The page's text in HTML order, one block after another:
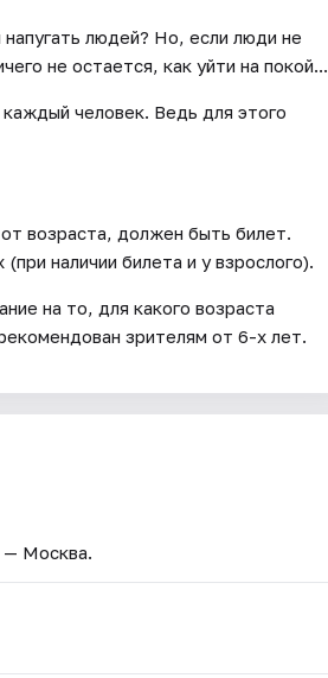
людей? Но, если люди не
не остается, как уйти на покой...
человек. Ведь для этого
возраста, должен быть билет.
наличии билета и у взрослого).
на то, для какого возраста
зрителям от 6-х лет.
— Москва.